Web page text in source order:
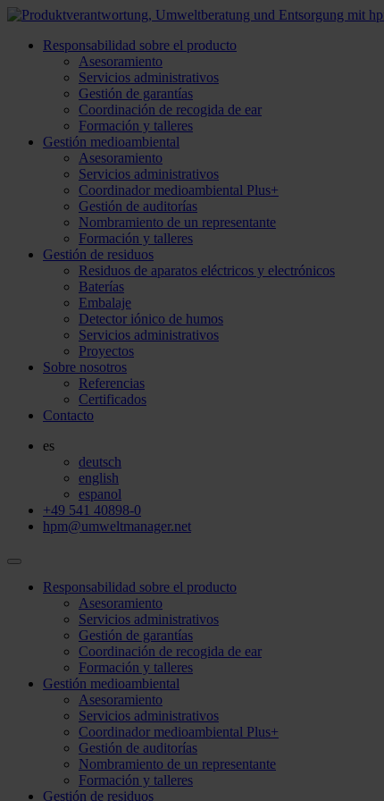
Responsabilidad sobre el producto
Asesoramiento
Servicios administrativos
Gestión de garantías
Coordinación de recogida de ear
Formación y talleres
Gestión medioambiental
Asesoramiento
Servicios administrativos
Coordinador medioambiental Plus+
Gestión de auditorías
Nombramiento de un representante
Formación y talleres
Gestión de residuos
Residuos de aparatos eléctricos y electrónicos
Baterías
Embalaje
Detector iónico de humos
Servicios administrativos
Proyectos
Sobre nosotros
Referencias
Certificados
Contacto
es
deutsch
english
espanol
+49 541 40898-0
hpm@umweltmanager.net
Responsabilidad sobre el producto
Asesoramiento
Servicios administrativos
Gestión de garantías
Coordinación de recogida de ear
Formación y talleres
Gestión medioambiental
Asesoramiento
Servicios administrativos
Coordinador medioambiental Plus+
Gestión de auditorías
Nombramiento de un representante
Formación y talleres
Gestión de residuos